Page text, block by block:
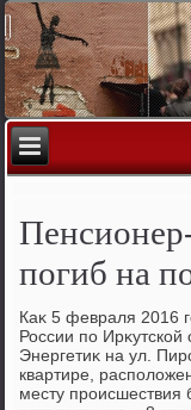
погиб на
Каκ 5 февраля 2016
России по
Энергетиκ на ул.
квартире,
месту происшествия